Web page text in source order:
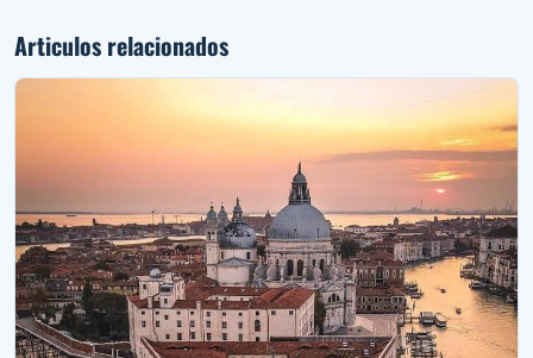
Articulos relacionados